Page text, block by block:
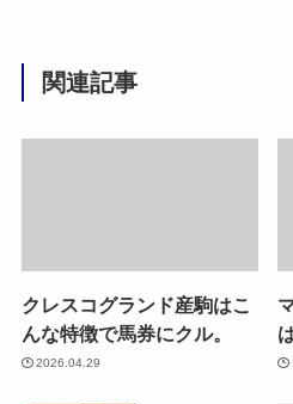
関連記事
クレスコグランド産駒はこ
んな特徴で馬券にクル。
2026.04.29